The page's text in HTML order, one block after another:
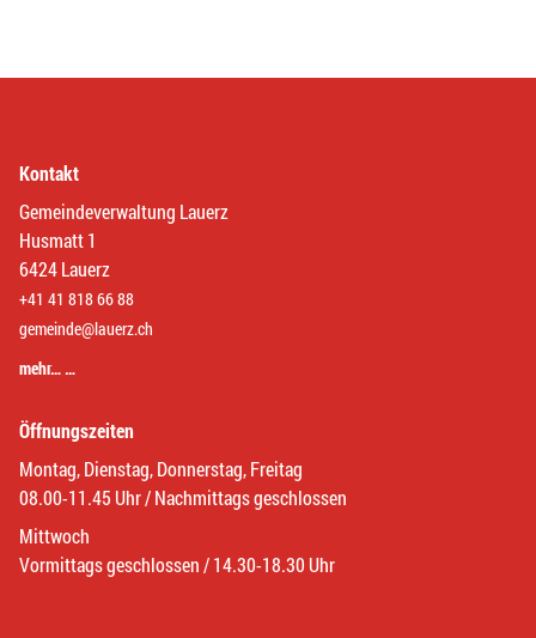
Kontakt
Gemeindeverwaltung Lauerz
Husmatt 1
6424 Lauerz
+41 41 818 66 88
gemeinde@lauerz.ch
mehr… …
Öffnungszeiten
Montag, Dienstag, Donnerstag, Freitag
08.00-11.45 Uhr / Nachmittags geschlossen
Mittwoch
Vormittags geschlossen / 14.30-18.30 Uhr